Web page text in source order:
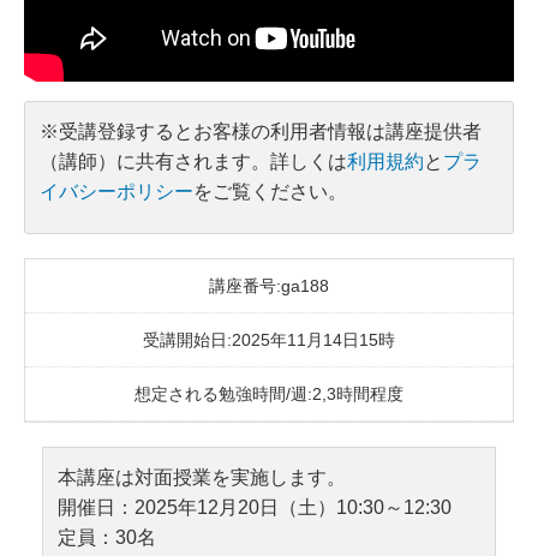
※受講登録するとお客様の利用者情報は講座提供者
（講師）に共有されます。詳しくは利用規約と プラ
イバシーポリシーをご覧ください。
講座番号:ga188
受講開始日:2025年11月14日15時
想定される勉強時間/週:2,3時間程度
本講座は対面授業を実施します。
開催日：2025年12月20日（土）10:30～12:30
定員：30名